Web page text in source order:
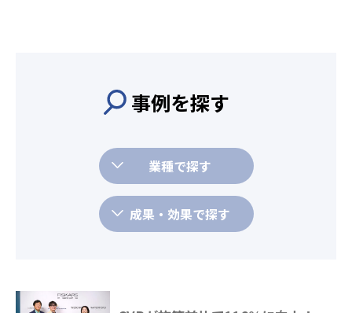
事例を探す
業種で探す
成果・効果で探す